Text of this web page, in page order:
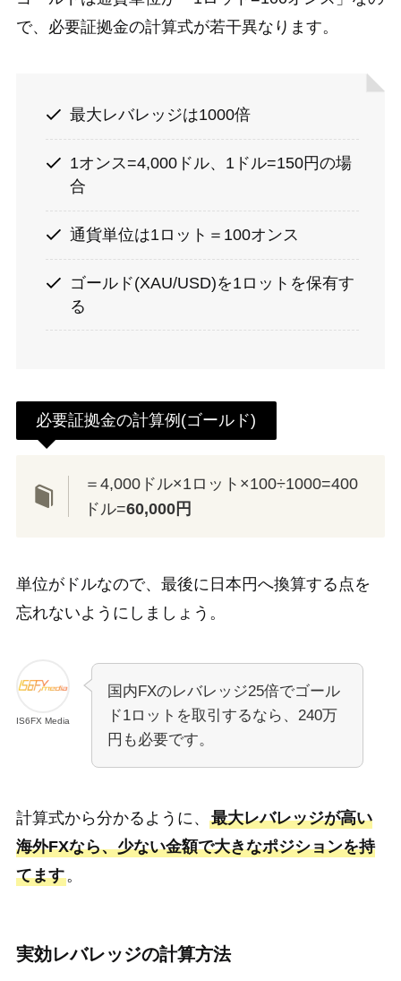
で、必要証拠金の計算式が若干異なります。
最大レバレッジは1000倍
1オンス=4,000ドル、1ドル=150円の場
合
通貨単位は1ロット＝100オンス
ゴールド(XAU/USD)を1ロットを保有す
る
必要証拠金の計算例(ゴールド)
＝4,000ドル×1ロット×100÷1000=400
ドル=60,000円
単位がドルなので、最後に日本円へ換算する点を
忘れないようにしましょう。
IS6FX Media
国内FXのレバレッジ25倍でゴール
ド1ロットを取引するなら、240万
円も必要です。
計算式から分かるように、 最大レバレッジが高い
海外FXなら、少ない金額で大きなポジションを持
てます。
実効レバレッジの計算方法